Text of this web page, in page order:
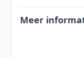
Meer